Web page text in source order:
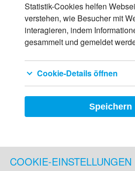
Statistik-Cookies helfen
verstehen, wie Besucher mit
interagieren, indem
gesammelt und gemeldet
Cookie-Details öffnen
Speichern
COOKIE-EINSTELLUNGEN